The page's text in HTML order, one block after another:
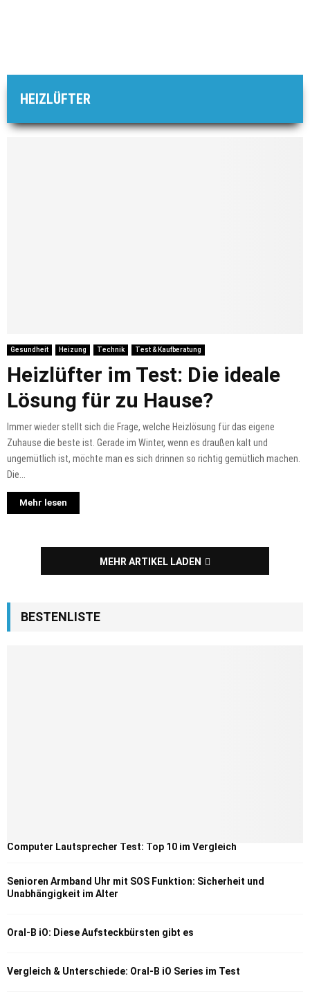
HEIZLÜFTER
Gesundheit Heizung Technik Test & Kaufberatung
Heizlüfter im Test: Die ideale
Lösung für zu Hause?
Immer wieder stellt sich die Frage, welche Heizlösung für das eigene
Zuhause die beste ist. Gerade im Winter, wenn es draußen kalt und
ungemütlich ist, möchte man es sich drinnen so richtig gemütlich machen.
Die...
Mehr lesen
MEHR ARTIKEL LADEN
BESTENLISTE
Computer Lautsprecher Test: Top 10 im Vergleich
Senioren Armband Uhr mit SOS Funktion: Sicherheit und
Unabhängigkeit im Alter
Oral-B iO: Diese Aufsteckbürsten gibt es
Vergleich & Unterschiede: Oral-B iO Series im Test